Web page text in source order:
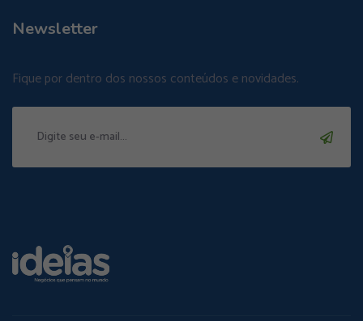
Newsletter
Fique por dentro dos nossos conteúdos e novidades.